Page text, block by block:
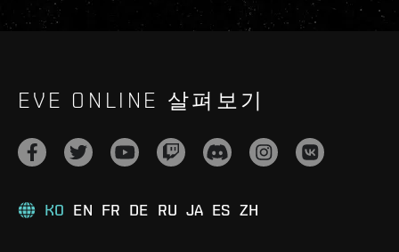
EVE ONLINE 살펴보기
KO EN FR DE RU JA ES ZH